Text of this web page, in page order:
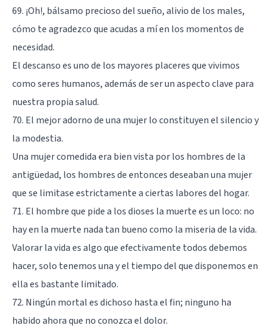
69. ¡Oh!, bálsamo precioso del sueño, alivio de los males,
cómo te agradezco que acudas a mí en los momentos de
necesidad.
El descanso es uno de los mayores placeres que vivimos
como seres humanos, además de ser un aspecto clave para
nuestra propia salud.
70. El mejor adorno de una mujer lo constituyen el silencio y
la modestia.
Una mujer comedida era bien vista por los hombres de la
antigüedad, los hombres de entonces deseaban una mujer
que se limitase estrictamente a ciertas labores del hogar.
71. El hombre que pide a los dioses la muerte es un loco: no
hay en la muerte nada tan bueno como la miseria de la vida.
Valorar la vida es algo que efectivamente todos debemos
hacer, solo tenemos una y el tiempo del que disponemos en
ella es bastante limitado.
72. Ningún mortal es dichoso hasta el fin; ninguno ha
habido ahora que no conozca el dolor.